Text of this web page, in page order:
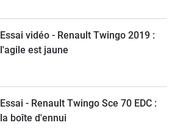
Essai vidéo - Renault Twingo 2019 :
l'agile est jaune
Essai - Renault Twingo Sce 70 EDC :
la boîte d'ennui